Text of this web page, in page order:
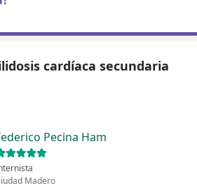
cardíaca secundaria
Pecina Ham
Madero